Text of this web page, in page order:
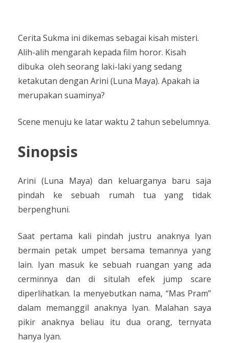
Cerita Sukma ini dikemas sebagai kisah misteri.
Alih-alih mengarah kepada film horor. Kisah
dibuka oleh seorang laki-laki yang sedang
ketakutan dengan Arini (Luna Maya). Apakah ia
merupakan suaminya?
Scene menuju ke latar waktu 2 tahun sebelumnya.
Sinopsis
Arini (Luna Maya) dan keluarganya baru saja
pindah ke sebuah rumah tua yang tidak
berpenghuni.
Saat pertama kali pindah justru anaknya Iyan
bermain petak umpet bersama temannya yang
lain. Iyan masuk ke sebuah ruangan yang ada
cerminnya dan di situlah efek jump scare
diperlihatkan. Ia menyebutkan nama, “Mas Pram”
dalam memanggil anaknya Iyan. Malahan saya
pikir anaknya beliau itu dua orang, ternyata
hanya Iyan.